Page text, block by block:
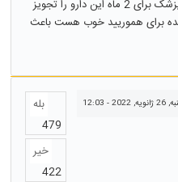
اجابت مزاج شدم.یبوست هم ندارم و پزشک برای 2 ماه این دارو را تجویز
برای هموریید خوب هست باعث
- 12:03
بله
479
خیر
422